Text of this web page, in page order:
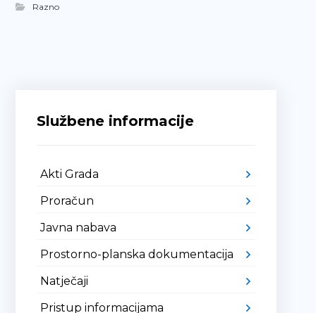
Razno
Službene informacije
Akti Grada
Proračun
Javna nabava
Prostorno-planska dokumentacija
Natječaji
Pristup informacijama